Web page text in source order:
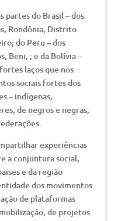
partes do Brasil – dos
Rondônia, Distrito
do Peru – dos
Beni, ; e da Bolívia –
laços que nos
sociais fortes dos
– indígenas,
de negros e negras,
experiências
a conjuntura social,
e da região
dos movimentos
de plataformas
de projetos